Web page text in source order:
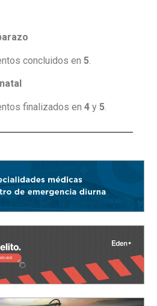
concluidos en 5
finalizados en 4 y 5